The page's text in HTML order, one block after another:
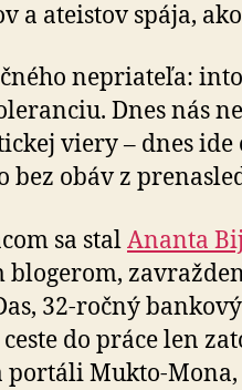
a ateistov spája,
nepriateľa:
Dnes nás
viery – dnes
bez obáv z
sa stalAnanta
blogerom,
32-ročný
do práce len
por­táli Mukto-